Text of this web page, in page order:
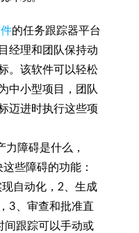
的任务跟踪器平台
经理和团队保持动
。该软件可以轻松
中小型项目，团队
迈进时执行这些项
障碍是什么，
些障碍的功能：
自动化，2、生成
3、审查和批准直
间跟踪可以手动或